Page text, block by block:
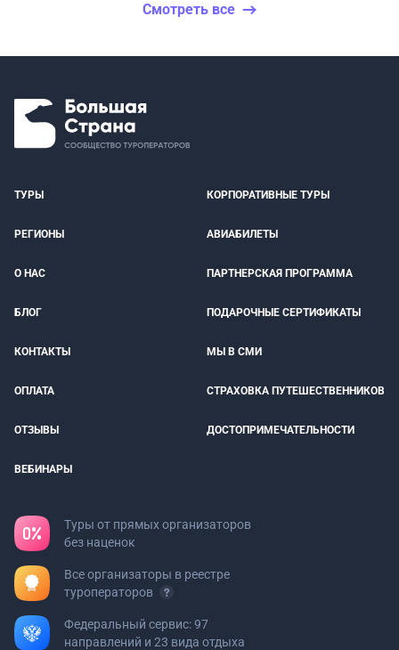
Смотреть все
ТУРЫ КОРПОРАТИВНЫЕ ТУРЫ
РЕГИОНЫ АВИАБИЛЕТЫ
О НАС ПАРТНЕРСКАЯ ПРОГРАММА
БЛОГ ПОДАРОЧНЫЕ СЕРТИФИКАТЫ
КОНТАКТЫ МЫ В СМИ
ОПЛАТА СТРАХОВКА ПУТЕШЕСТВЕННИКОВ
ОТЗЫВЫ ДОСТОПРИМЕЧАТЕЛЬНОСТИ
ВЕБИНАРЫ
Туры от прямых организаторов
без наценок
Все организаторы в реестре
туроператоров
Федеральный сервис: 97
направлений и 23 вида отдыха